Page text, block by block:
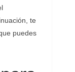
te
puedes